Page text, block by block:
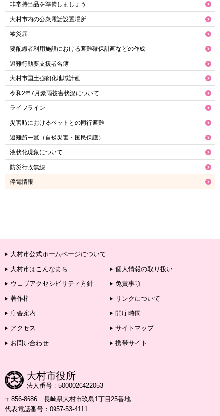
非常持出品を準備しましょう
大村市内の公衆電話設置場所
被災届
要配慮者利用施設における避難確保計画などの作成
避難行動要支援者名簿
大村市国土強靭化地域計画
令和2年7月豪雨被害状況について
ライフライン
災害時におけるペットとの同行避難
避難所一覧（自然災害・国民保護）
液状化現象について
防災行政無線
停電情報
大村市公式ホームページについて
大村市はこんなまち
個人情報の取り扱い
ウェブアクセシビリティ方針
免責事項
著作権
リンクについて
庁舎案内
開庁時間
アクセス
サイトマップ
お問い合わせ
携帯サイト
大村市役所
法人番号：5000020422053
〒856-8686 長崎県大村市玖島1丁目25番地
代表電話番号：0957-53-4111